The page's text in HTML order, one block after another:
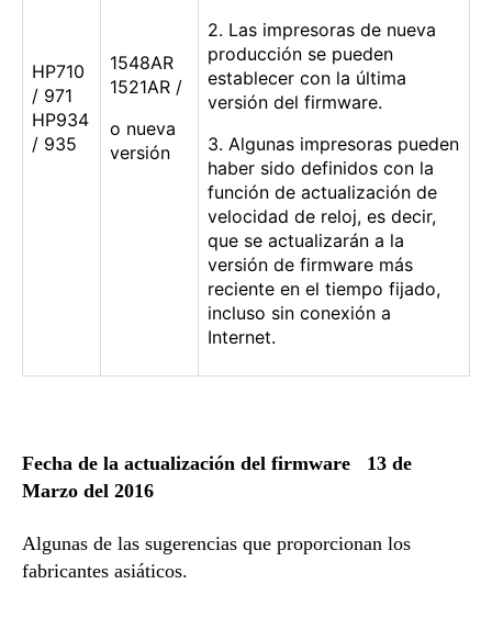
2. Las impresoras de nueva
producción se pueden
establecer con la última
versión del firmware.
3. Algunas impresoras pueden
haber sido definidos con la
función de actualización de
velocidad de reloj, es decir,
que se actualizarán a la
versión de firmware más
reciente en el tiempo fijado,
incluso sin conexión a
Internet.
HP710
/ 971
HP934
/ 935
1548AR
1521AR /
o nueva
versión
Fecha de la actualización del firmware
13 de
Marzo del 2016
Algunas de las sugerencias que proporcionan los
fabricantes asiáticos.